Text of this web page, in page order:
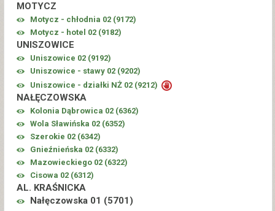
MOTYCZ
Motycz - chłodnia 02 (9172)
Motycz - hotel 02 (9182)
UNISZOWICE
Uniszowice 02 (9192)
Uniszowice - stawy 02 (9202)
Uniszowice - działki NŻ 02 (9212)
NAŁĘCZOWSKA
Kolonia Dąbrowica 02 (6362)
Wola Sławińska 02 (6352)
Szerokie 02 (6342)
Gnieźnieńska 02 (6332)
Mazowieckiego 02 (6322)
Cisowa 02 (6312)
AL. KRAŚNICKA
Nałęczowska 01 (5701 )